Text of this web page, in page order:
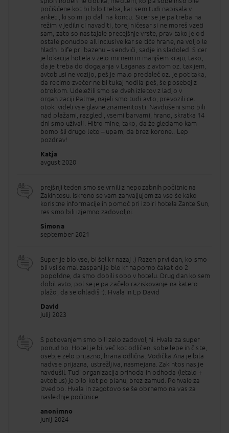
plaže, veliko povratnih in zadovoljnih gostov, visoka kvaliteta
storitev, Palmina uspešnica zadnjih sezon.
Povprečna ocena: 4.5/5
Spletna stran hotela : zantesunresort.gr/
POMEMBNO:
otroci do 2. leta potujejo na čarterskih poletih brezplačno
(v primeru, da na destinaciji dopolnijo 2 leti plačajo strošek
letalskega prevoza za izbrani odhod).
Opisi objektov so povzeti iz spletnih strani/brošur/informacij s
strani partnerjev, na dan 7.11.2025.
Objavljene cene paketnih aranžmajev z odhodi več kot 21 dni od
dneva povpraševanja/rezervacije so izračunane po pogojih cene
goriva 950€/tono. V primeru spremembe cene goriva (znižanje ali
zvišanje) bomo v skladu s splošnimi pogoji
https://www.palma.si/splosni-pogoji/
zakonsko določenih rokih. Objavljene cene za odhode znotraj 21 dni
V hotelskih nastanitvah v skladu z navodili pristojnih inštitucij in ob
upoštevanju standardov ob morebitnih dodatnih varnostnih in
sanitarnih ukrepih, lahko pride do prilagoditve ali omejitve
koriščenja določenih storitev.
počiščene kot bi bilo treba, kar sem tudi napisala v
anketi, ki so mi jo dali na koncu. Sicer se je pa treba na
režim v jedilnici navaditi, torej ničesar si ne moreš vzeti
sam, zato so nastajale precejšnje vrste, prav tako je od
ostale ponudbe all inclusive kar se tiče hrane, na voljo le
hladni bife pri bazenu – sendviči, sadje in sladoled. Sicer
je lokacija hotela v zelo mirnem in manjšem kraju, tako,
da je treba do dogajanja v Laganas z avtom oz. taxijem,
avtobusi ne vozijo, peš je malo predaleč oz. je pot taka,
da recimo zvečer ne bi tukaj hodila peš, še posebej z
otrokom. Udeležili smo se dveh izletov z ladjo v
organizaciji Palme, najeli smo tudi avto, prevozili cel
otok, videli vse glavne znamenitosti. Navdušeni smo bili
nad plažami, razgledi, vsemi barvami, hrano, skratka 14
dni smo uživali. Hitro mine, tako, da že gledamo kam
bomo šli drugo leto – upam, da brez korone.. Lep
pozdrav!
Katja
avgust 2020
prejšnji teden smo se vrnili z nepozabnih počitnic na
Zakintosu. Iskreno se vam zahvaljujem za vse še kako
koristne informacije in pomoč pri izbiri hotela Zante Sun,
res smo bili izjemno zadovoljni.
Simona
september 2021
Super je blo vse, bi šel kr nazaj :) Razen prvi dan, ko smo
bli vsi še mal zaspani je blo kr naporno čakat do 2
popoldne, da smo dobili sobo v hotelu. Drug dan ko sem
dobil avto, pol se je pa začelo raziskovanje na katero
plažo, da se ohladiš :). Hvala in Lp David
David
julij 2023
S potovanjem smo bili zelo zadovoljni. Hvala za super
ponudbo. Hotel je bil več kot odličen, sobe lepe in čiste,
osebje zelo prijazno, hrana odlična. Vodička Ana je bila
nadvse prijazna, ustrežljiva, nasmejana. Zakintos nas je
navdušil. Tudi organizacija prihoda in odhoda (letalo +
avtobus) je bilo kot po planu, brez zamud. Pohvale za
izvedbo. Hvala in zagotovo se še obrnemo na vas za
naslednje počitnice.
anonimno
junij 2024